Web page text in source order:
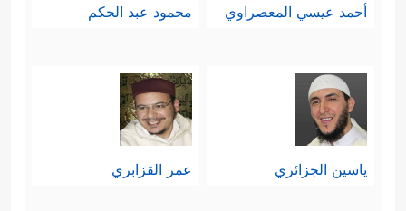
أحمد عيسي المعصراوي محمود عبد الحكم
ياسين الجزائري عمر القزابري